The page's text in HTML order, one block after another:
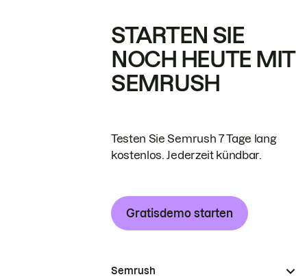
STARTEN SIE
NOCH HEUTE MIT
SEMRUSH
Testen Sie Semrush 7 Tage lang
kostenlos. Jederzeit kündbar.
Gratisdemo starten
Semrush